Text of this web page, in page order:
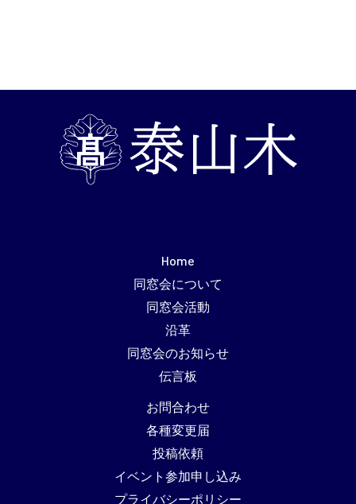
Home
同窓会について
同窓会活動
沿革
同窓会のお知らせ
伝言板
お問合わせ
各種変更届
投稿依頼
イベント参加申し込み
プライバシーポリシー